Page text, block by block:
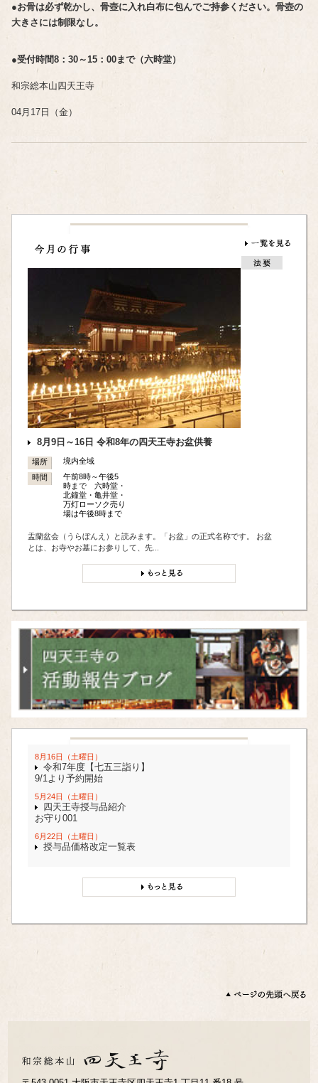
●お骨は必ず乾かし、骨壺に入れ白布に包んでご持参ください。骨壺の
大きさには制限なし。
●受付時間8：30～15：00まで（六時堂）
和宗総本山四天王寺
04月17日（金）
8月9日～16日 令和8年の四天王寺お盆供養
場所
境内全域
時間
午前8時～午後5
時まで 六時堂・
北鐘堂・亀井堂・
万灯ローソク売り
場は午後8時まで
盂蘭盆会（うらぼんえ）と読みます。「お盆」の正式名称です。 お盆
とは、お寺やお墓にお参りして、先...
8月16日（土曜日）
令和7年度【七五三詣り】
9/1より予約開始
5月24日（土曜日）
四天王寺授与品紹介
お守り001
6月22日（土曜日）
授与品価格改定一覧表